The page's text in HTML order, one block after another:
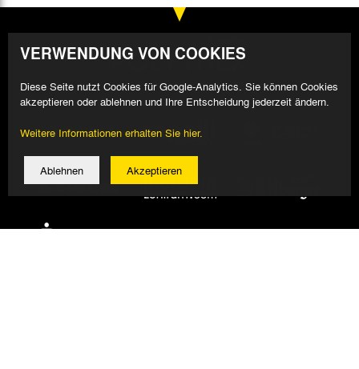
VERWENDUNG VON COOKIES
Diese Seite nutzt Cookies für Google-Analytics. Sie können Cookies
akzeptieren oder ablehnen und Ihre Entscheidung jederzeit ändern.
Weitere Informationen erhalten Sie hier.
Ablehnen Akzeptieren